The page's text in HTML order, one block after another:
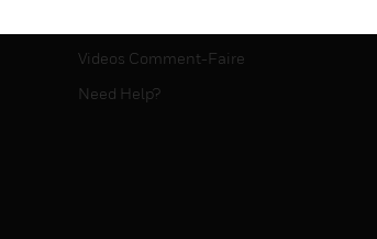
Videos Comment-Faire
Need Help?